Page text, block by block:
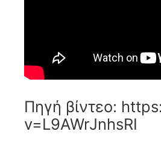
Πηγή βίντεο:
v=L9AWrJnhsRI